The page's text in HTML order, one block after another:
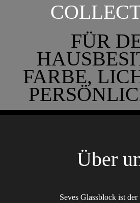
FÜR
FARBE,
Über
Seves Glassblock ist der